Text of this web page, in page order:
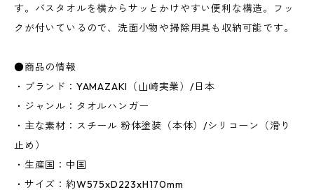
す。バスタオルを横からサッとかけやすい便利な構造。フッ
クが付いているので、洗面小物や掃除用具も収納可能です。
●商品の情報
・ブランド：YAMAZAKI（山崎実業）/日本
・ジャンル：タオルハンガー
・主な素材：スチール 粉体塗装（本体）/シリコーン（滑り
止め）
・生産国：中国
・サイズ：約W575xD223xH170mm